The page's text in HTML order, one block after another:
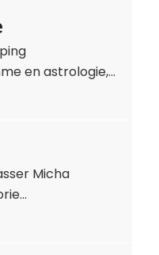
en astrologie,…
Micha